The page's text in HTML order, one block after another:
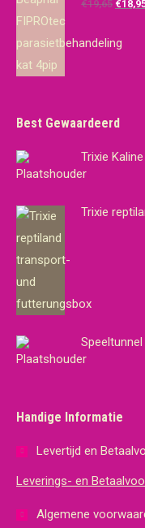
€19,65
was:
€
Best Gewaardeerd
Trixie
Trixie
Handige Informatie
Levertijd en
Leverings- en
Algemene